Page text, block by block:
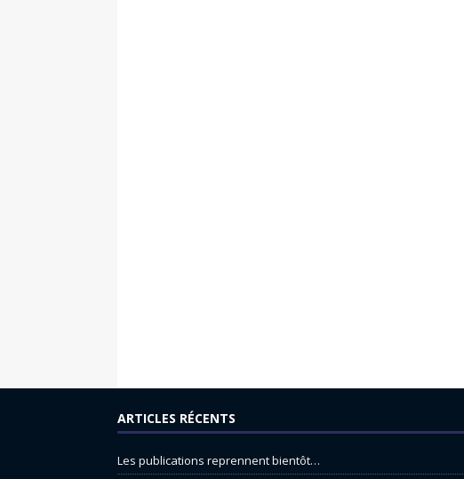
ARTICLES RÉCENTS
Les publications reprennent bientôt…